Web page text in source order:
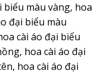
biểu màu vàng, hoa
đại biểu màu
cài áo đại biểu
hoa cài áo đại
hoa cài áo đại